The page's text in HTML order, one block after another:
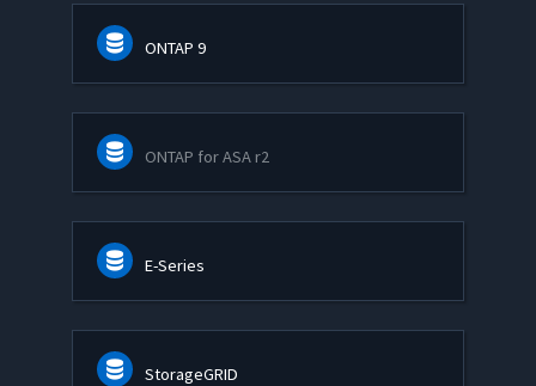
ONTAP 9
ONTAP for ASA r2
E-Series
StorageGRID